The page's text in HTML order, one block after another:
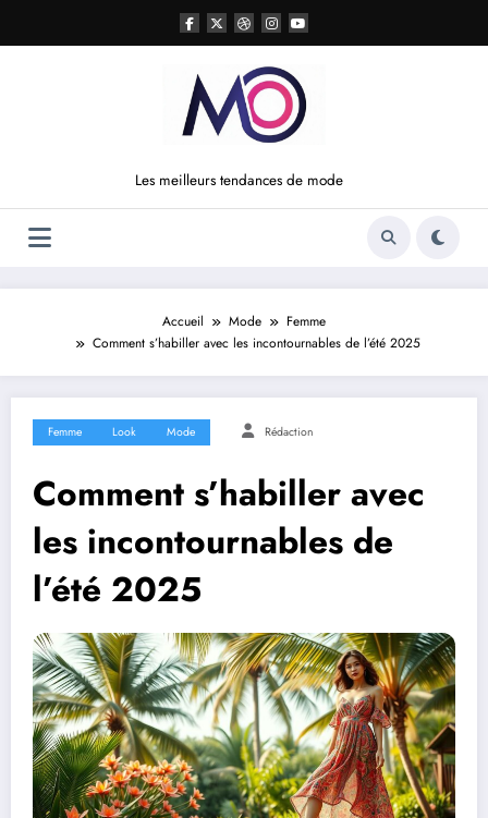
contenu
Les meilleurs tendances de mode
Accueil Mode
Femme
Comment s’habiller avec les incontournables de l’été 2025
Femme Look Mode Rédaction
Comment s’habiller avec
les incontournables de
l’été 2025